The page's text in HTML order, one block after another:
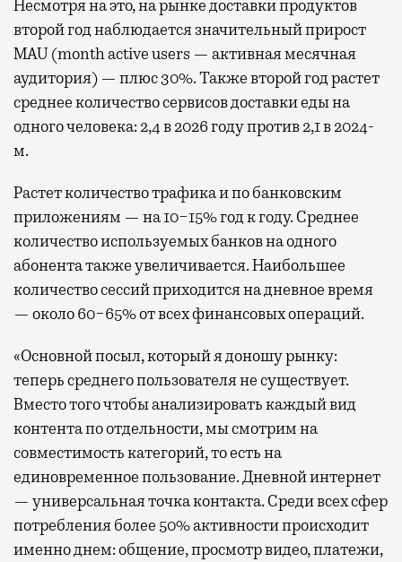
Несмотря на это, на рынке доставки продуктов
второй год наблюдается значительный прирост
MAU (month active users — активная месячная
аудитория) — плюс 30%. Также второй год растет
среднее количество сервисов доставки еды на
одного человека: 2,4 в 2026 году против 2,1 в 2024-
м.
Растет количество трафика и по банковским
приложениям — на 10−15% год к году. Среднее
количество используемых банков на одного
абонента также увеличивается. Наибольшее
количество сессий приходится на дневное время
— около 60−65% от всех финансовых операций.
«Основной посыл, который я доношу рынку:
теперь среднего пользователя не существует.
Вместо того чтобы анализировать каждый вид
контента по отдельности, мы смотрим на
совместимость категорий, то есть на
единовременное пользование. Дневной интернет
— универсальная точка контакта. Среди всех сфер
потребления более 50% активности происходит
именно днем: общение, просмотр видео, платежи,